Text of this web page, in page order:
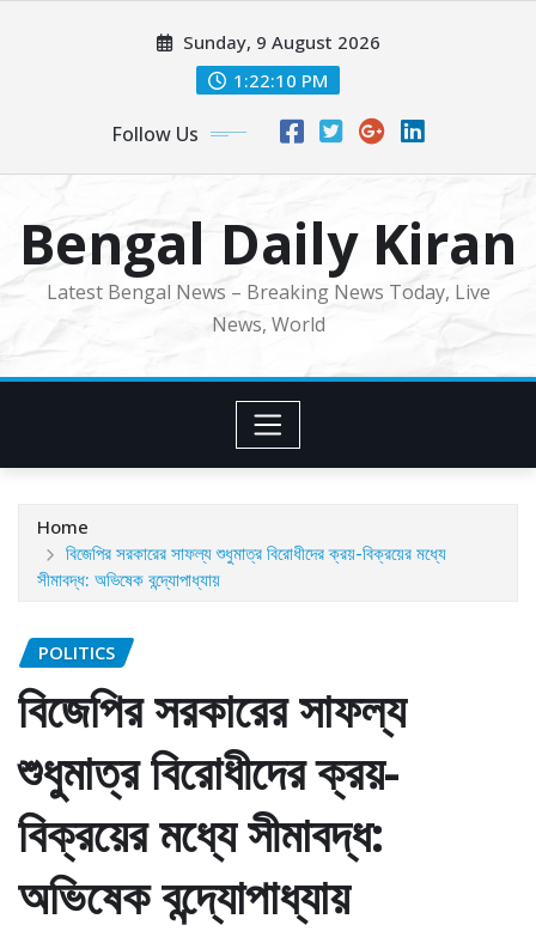
Sunday, 9 August 2026
1:22:12 PM
Follow Us
Bengal Daily Kiran
Latest Bengal News – Breaking News Today, Live
News, World
Home
বিজেপির সরকারের সাফল্য শুধুমাত্র বিরোধীদের ক্রয়-বিক্রয়ের মধ্যে
সীমাবদ্ধ: অভিষেক বন্দ্যোপাধ্যায়
POLITICS
বিজেপির সরকারের সাফল্য
শুধুমাত্র বিরোধীদের ক্রয়-
বিক্রয়ের মধ্যে সীমাবদ্ধ:
অভিষেক বন্দ্যোপাধ্যায়